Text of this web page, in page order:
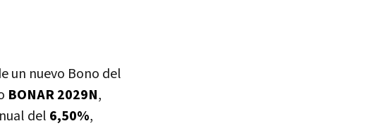
un nuevo Bono del
BONAR 2029N,
del 6,50%,